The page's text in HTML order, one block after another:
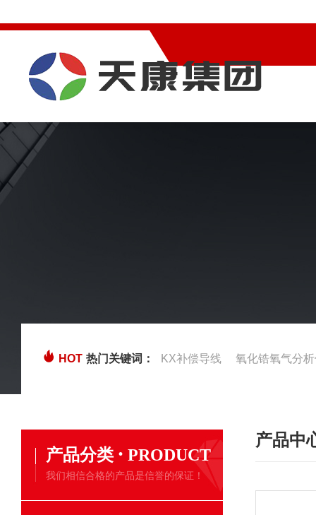
HOT 热门关键词： KX补偿导线 氧化锆氧气分
产品分类 · PRODUCT
我们相信合格的产品是信誉的保证！
产品中